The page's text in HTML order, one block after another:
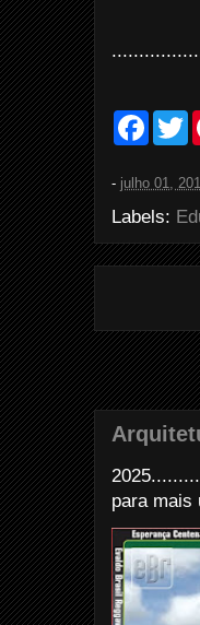
F
b
o
o
k
T
w
t
r
- julho 01,
Labels:
para mais